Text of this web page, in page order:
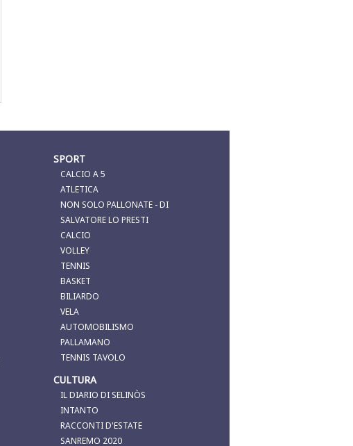
SPORT
CALCIO A 5
ATLETICA
NON SOLO PALLONATE - DI
SALVATORE LO PRESTI
CALCIO
VOLLEY
TENNIS
BASKET
BILIARDO
VELA
AUTOMOBILISMO
PALLAMANO
TENNIS TAVOLO
CULTURA
IL DIARIO DI SELINÒS
INTANTO
RACCONTI D'ESTATE
SANREMO 2020